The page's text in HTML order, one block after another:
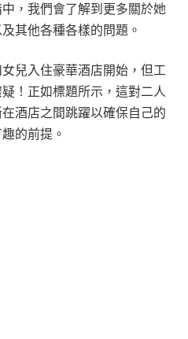
，我們會了解到更多關於她
其他各種各樣的問題。
兒入住豪華酒店開始，但工
！正如標題所示，這對二人
酒店之間跳躍以確保自己的
的前提。